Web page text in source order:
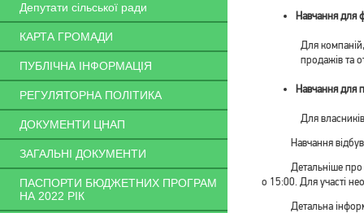
Депутати сільської ради
КАРТА ГРОМАДИ
ПУБЛІЧНА ІНФОРМАЦІЯ
РЕГУЛЯТОРНА ПОЛІТИКА
ДОКУМЕНТИ ЦНАП
ЗАГАЛЬНІ ДОКУМЕНТИ
ПАСПОРТИ БЮДЖЕТНИХ ПРОГРАМ
НА 2022 РІК
Навчання для
Для
продажів та
Навчання для
Для
Навчання
Детальніше про
о 15:00. Для участі
Детальна